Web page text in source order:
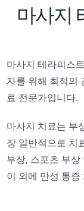
마사지
마사지 테라피스
자를 위해 최적의
료 전문가입니다.
마사지 치료는 부
장 일반적으로 치
부상, 스포츠 부
이 외에 만성 통